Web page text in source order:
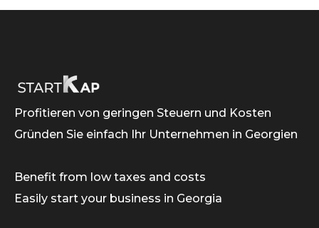
Profitieren von geringen Steuern und Kosten
Gründen Sie einfach Ihr Unternehmen in Georgien
Benefit from low taxes and costs
Easily start your business in Georgia